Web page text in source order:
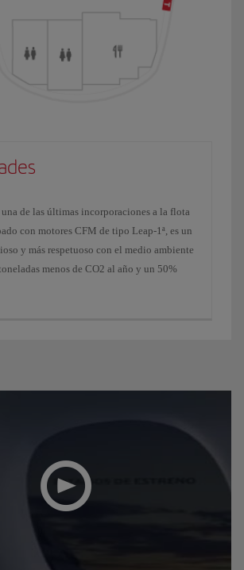
de las últimas incorporaciones a la flota
con motores CFM de tipo Leap-1ª, es un
y más respetuoso con el medio ambiente
menos de CO2 al año y un 50%